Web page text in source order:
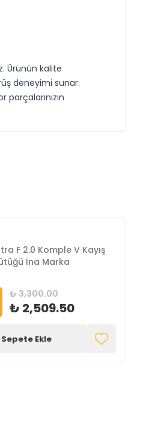
Ürünün kalite
deneyimi sunar.
F 2.0 16 Valf Gsi Triger
Marka
₺ 5,878.37
₺ 3,509.77
Sepete Ekle